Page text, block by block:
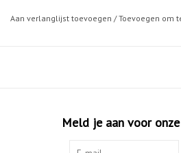
Materiaal: polyoxyethy sorbitan: mono-
Aan verlanglijst toevoegen /Toevoegen om
Meld je aan voor